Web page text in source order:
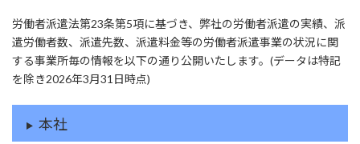
労働者派遣法第23条第5項に基づき、弊社の労働者派遣の実績、派
遣労働者数、派遣先数、派遣料金等の労働者派遣事業の状況に関
する事業所毎の情報を以下の通り公開いたします。(データは特記
を除き2026年3月31日時点)
本社